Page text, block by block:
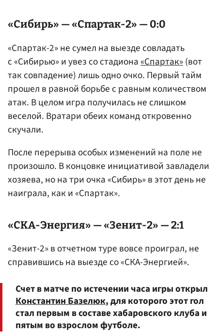
«Сибирь» — «Спартак-2» — 0:0
«Спартак-2» не сумел на выезде совладать
с «Сибирью» и увез со стадиона«Спартак»(вот
так совпадение) лишь одно очко. Первый тайм
прошел в равной борьбе с равным количеством
атак. В целом игра получилась не слишком
веселой. Вратари обеих команд откровенно
скучали.
После перерыва особых изменений на поле не
произошло. В концовке инициативой завладели
хозяева, но на три очка «Сибирь» в этот день не
наиграла, как и «Спартак».
«СКА-Энергия» — «Зенит-2» — 2:1
«Зенит-2» в отчетном туре вовсе проиграл, не
справившись на выезде со «СКА-Энергией».
Счет в матче по истечении часа игры открыл
Константин Базелюк, для которого этот гол
стал первым в составе хабаровского клуба и
пятым во взрослом футболе.